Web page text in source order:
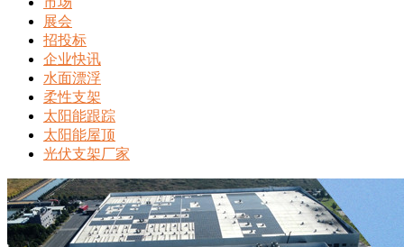
展会
招投标
企业快讯
水面漂浮
柔性支架
太阳能跟踪
太阳能屋顶
光伏支架厂家